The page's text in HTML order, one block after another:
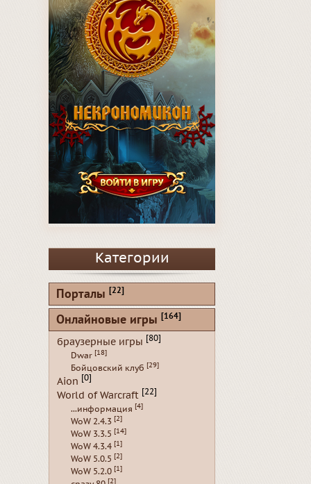
Категории
Порталы [22]
Онлайновые игры [164]
браузерные игры [80]
Dwar [18]
Бойцовский клуб [29]
Aion [0]
World of Warcraft [22]
...информация [4]
WoW 2.4.3 [2]
WoW 3.3.5 [14]
WoW 4.3.4 [1]
WoW 5.0.5 [2]
WoW 5.2.0 [1]
[2]